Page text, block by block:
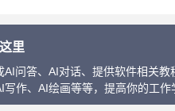
里
问答、AI对话、提供软件相关
作、AI绘画等等，提高你的工作